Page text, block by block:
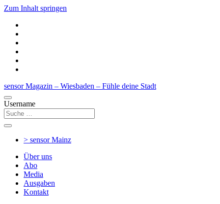
Zum Inhalt springen
sensor Magazin – Wiesbaden – Fühle deine Stadt
Username
> sensorMainz
Über uns
Abo
Media
Ausgaben
Kontakt